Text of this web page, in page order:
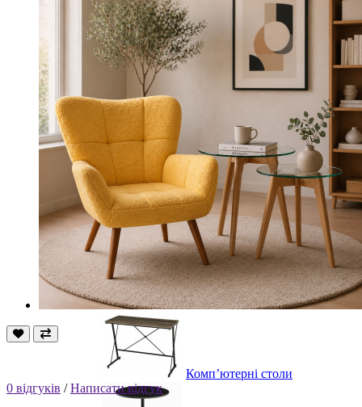
Металеві стільці
Обідні стільці
Столи
Столи HoReCa
Комп’ютерні столи
0 відгуків /Написати відгук